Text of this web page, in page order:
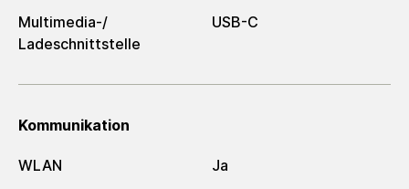
Multimedia-/​
Ladeschnittstelle
USB-C
Kommunikation
WLAN Ja